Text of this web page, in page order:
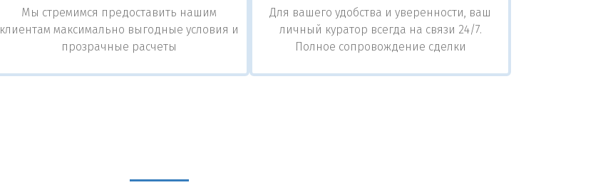
Мы стремимся предоставить нашим
клиентам максимально выгодные условия и
прозрачные расчеты
Для вашего удобства и уверенности, ваш
личный куратор всегда на связи 24/7.
Полное сопровождение сделки